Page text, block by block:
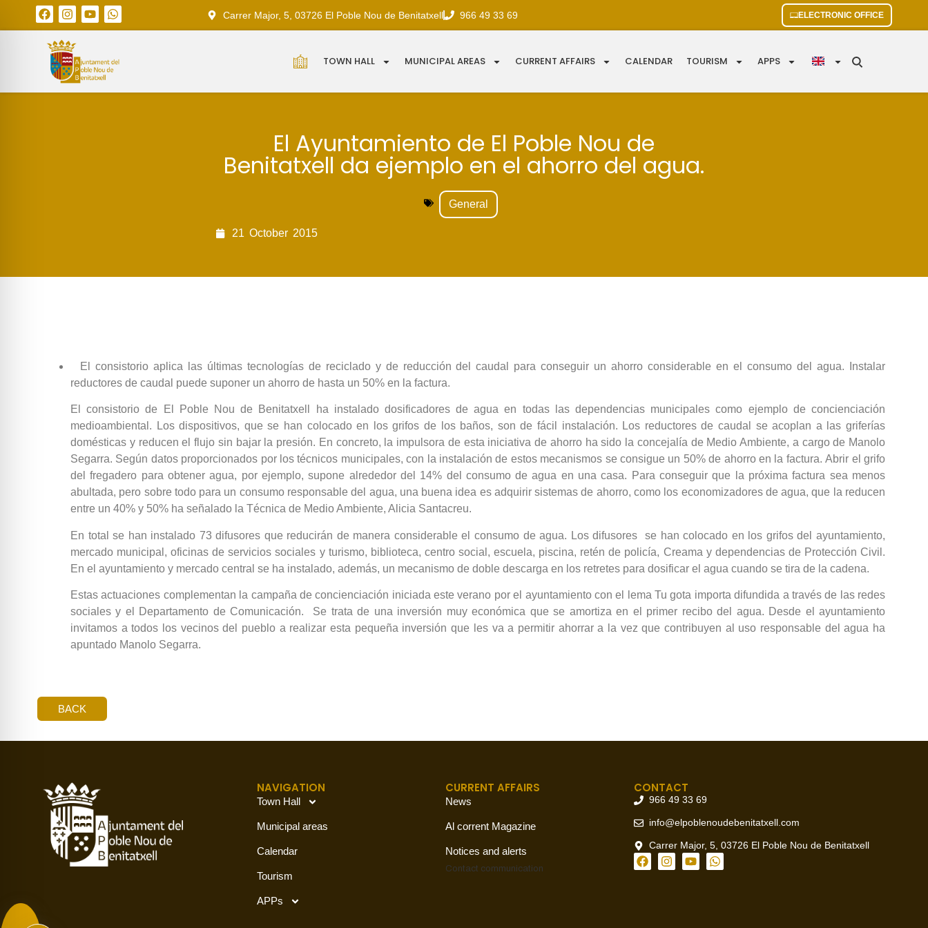
Carrer Major, 5, 03726 El Poble Nou de Benitatxell 966 49 33 69 ELECTRONIC OFFICE
TOWN HALL MUNICIPAL AREAS CURRENT AFFAIRS CALENDAR TOURISM APPS
El Ayuntamiento de El Poble Nou de
Benitatxell da ejemplo en el ahorro del agua.
General
21 October 2015
El consistorio aplica las últimas tecnologías de reciclado y de reducción del caudal para conseguir un ahorro considerable en el consumo del agua. Instalar
reductores de caudal puede suponer un ahorro de hasta un 50% en la factura.
El consistorio de El Poble Nou de Benitatxell ha instalado dosificadores de agua en todas las dependencias municipales como ejemplo de concienciación
medioambiental. Los dispositivos, que se han colocado en los grifos de los baños, son de fácil instalación. Los reductores de caudal se acoplan a las griferías
domésticas y reducen el flujo sin bajar la presión. En concreto, la impulsora de esta iniciativa de ahorro ha sido la concejalía de Medio Ambiente, a cargo de Manolo
Segarra. Según datos proporcionados por los técnicos municipales, con la instalación de estos mecanismos se consigue un 50% de ahorro en la factura. Abrir el grifo
del fregadero para obtener agua, por ejemplo, supone alrededor del 14% del consumo de agua en una casa. Para conseguir que la próxima factura sea menos
abultada, pero sobre todo para un consumo responsable del agua, una buena idea es adquirir sistemas de ahorro, como los economizadores de agua, que la reducen
entre un 40% y 50% ha señalado la Técnica de Medio Ambiente, Alicia Santacreu.
En total se han instalado 73 difusores que reducirán de manera considerable el consumo de agua. Los difusores se han colocado en los grifos del ayuntamiento,
mercado municipal, oficinas de servicios sociales y turismo, biblioteca, centro social, escuela, piscina, retén de policía, Creama y dependencias de Protección Civil.
En el ayuntamiento y mercado central se ha instalado, además, un mecanismo de doble descarga en los retretes para dosificar el agua cuando se tira de la cadena.
Estas actuaciones complementan la campaña de concienciación iniciada este verano por el ayuntamiento con el lema Tu gota importa difundida a través de las redes
sociales y el Departamento de Comunicación. Se trata de una inversión muy económica que se amortiza en el primer recibo del agua. Desde el ayuntamiento
invitamos a todos los vecinos del pueblo a realizar esta pequeña inversión que les va a permitir ahorrar a la vez que contribuyen al uso responsable del agua ha
apuntado Manolo Segarra.
BACK
NAVIGATION
Town Hall
Municipal areas
Calendar
Tourism
APPs
CURRENT AFFAIRS
News
Al corrent Magazine
Notices and alerts
Contact communication
CONTACT
966 49 33 69
info@elpoblenoudebenitatxell.com
Carrer Major, 5, 03726 El Poble Nou de Benitatxell